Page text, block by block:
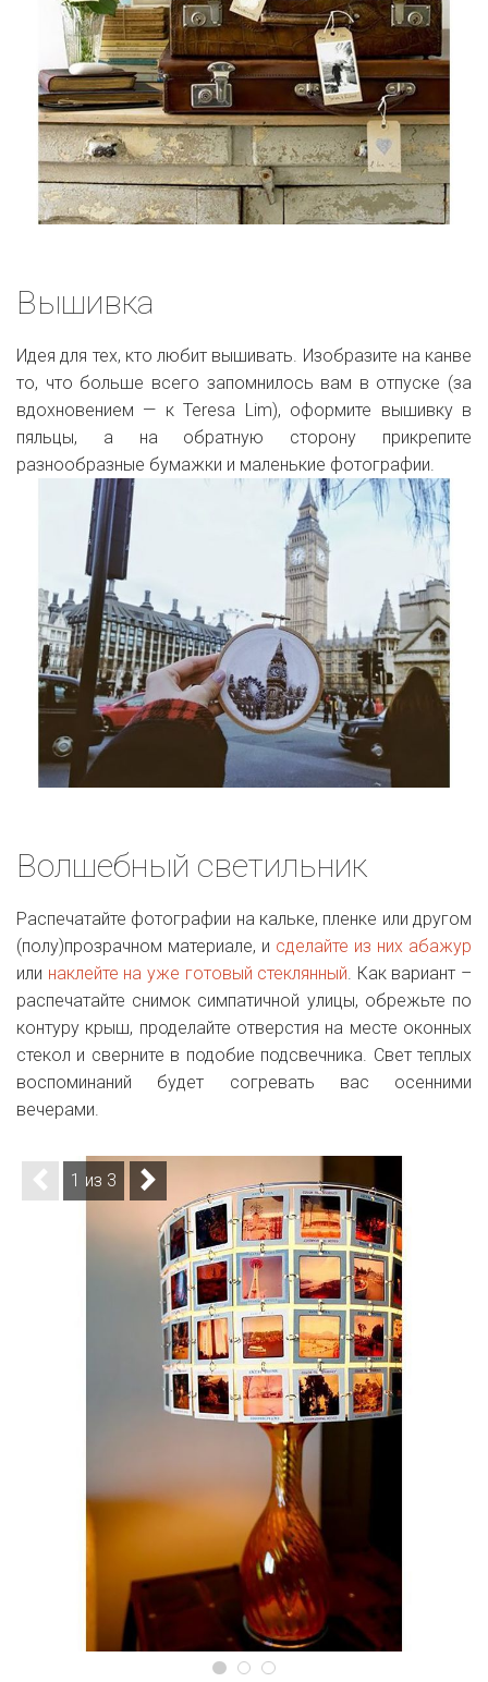
Вышивка
Идея для тех, кто любит вышивать. Изобразите на канве
то, что больше всего запомнилось вам в отпуске (за
вдохновением — к Teresa Lim), оформите вышивку в
пяльцы, а на обратную сторону прикрепите
разнообразные бумажки и маленькие фотографии.
Волшебный светильник
Распечатайте фотографии на кальке, пленке или другом
(полу)прозрачном материале, и сделайте из них абажур
или наклейте на уже готовый стеклянный . Как вариант –
распечатайте снимок симпатичной улицы, обрежьте по
контуру крыш, проделайте отверстия на месте оконных
стекол и сверните в подобие подсвечника. Свет теплых
воспоминаний будет согревать вас осенними
вечерами.
1 из 3